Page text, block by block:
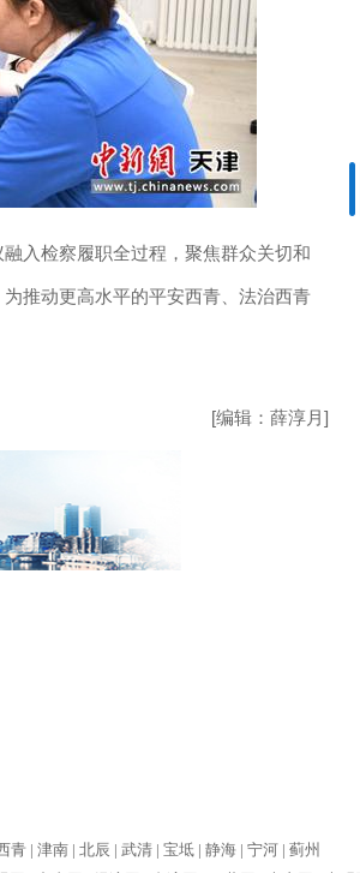
入检察履职全过程，聚焦群众关切和
推动更高水平的平安西青、法治西青
[编辑：薛淳月]
青 |津南 |北辰 |武清 |宝坻 |静海 |宁河 |蓟州